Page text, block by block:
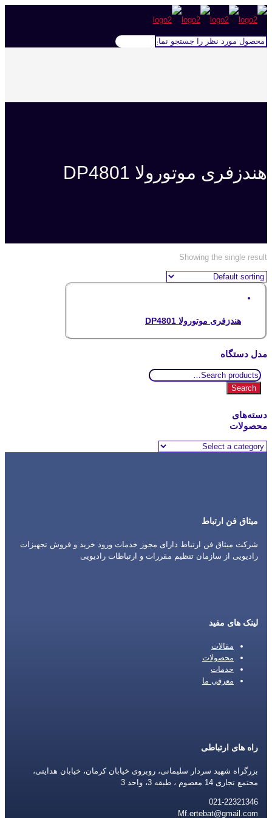
هندزفری موتورولا DP4801
Showing the single result
هندزفری موتورولا DP4801
مدل دستگاه
Search
for:
Search
دسته‌های
محصولات
میثاق فن ارتباط
شرکت میثاق فن ارتباط دارای مجوز خدمات ورود خرید و فروش تجهیزات
رادیویی از سازمان تنظیم مقررات و ارتباطات رادیویی
لینک های مفید
مقالات
محصولات
خدمات
معرفی ما
راه های ارتباطی
بزرگراه شهید سردار سلیمانی، روبروی خیابان کرمان، خیابان هدایتی،
مجتمع تجاری 14 معصوم ، طبقه 3، واحد 3
021-22321346
Mf.ertebat@gmail.com